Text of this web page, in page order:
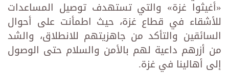
«أغيثوا غزة» والتي تستهدف توصيل المساعدات
للأشقاء في قطاع غزة، حيث اطمأنت على أحوال
السائقين والتأكد من جاهزيتهم للانطلاق، والشد
من أزرهم داعية لهم بالأمن والسلام حتى الوصول
إلى أهالينا في غزة.